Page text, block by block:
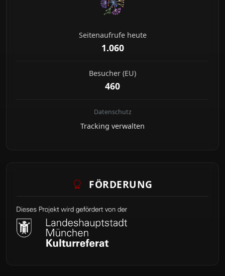
Seitenaufrufe heute
1.060
Besucher (EU)
460
Datenschutz
Tracking verwalten
FÖRDERUNG